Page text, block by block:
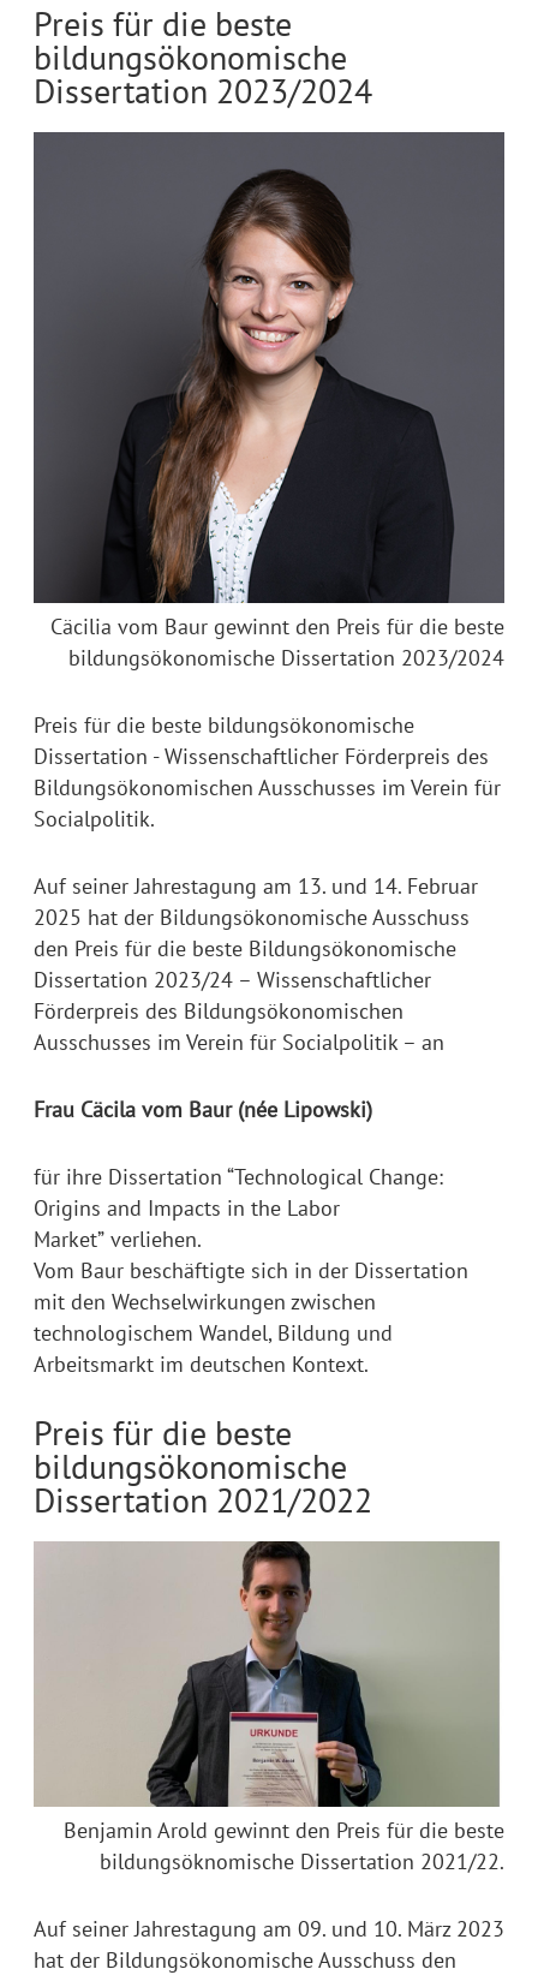
Preis für die beste
bildungsökonomische
Dissertation 2023/2024
Cäcilia vom Baur gewinnt den Preis für die beste
bildungsökonomische Dissertation 2023/2024
Preis für die beste bildungsökonomische
Dissertation - Wissenschaftlicher Förderpreis des
Bildungsökonomischen Ausschusses im Verein für
Socialpolitik.
Auf seiner Jahrestagung am 13. und 14. Februar
2025 hat der Bildungsökonomische Ausschuss
den Preis für die beste Bildungsökonomische
Dissertation 2023/24 – Wissenschaftlicher
Förderpreis des Bildungsökonomischen
Ausschusses im Verein für Socialpolitik – an
Frau Cäcila vom Baur (née Lipowski)
für ihre Dissertation “Technological Change:
Origins and Impacts in the Labor
Market” verliehen.
Vom Baur beschäftigte sich in der Dissertation
mit den Wechselwirkungen zwischen
technologischem Wandel, Bildung und
Arbeitsmarkt im deutschen Kontext.
Preis für die beste
bildungsökonomische
Dissertation 2021/2022
Benjamin Arold gewinnt den Preis für die beste
bildungsöknomische Dissertation 2021/22.
Auf seiner Jahrestagung am 09. und 10. März 2023
hat der Bildungsökonomische Ausschuss den